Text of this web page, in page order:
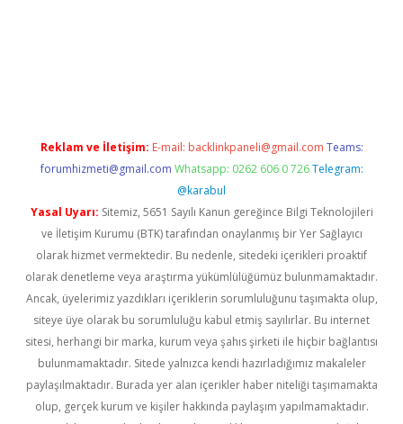
Reklam ve İletişim: E-mail: backlinkpaneli@gmail.com Teams:
forumhizmeti@gmail.com Whatsapp: 0262 606 0 726 Telegram:
@karabul
Yasal Uyarı: Sitemiz, 5651 Sayılı Kanun gereğince Bilgi Teknolojileri
ve İletişim Kurumu (BTK) tarafından onaylanmış bir Yer Sağlayıcı
olarak hizmet vermektedir. Bu nedenle, sitedeki içerikleri proaktif
olarak denetleme veya araştırma yükümlülüğümüz bulunmamaktadır.
Ancak, üyelerimiz yazdıkları içeriklerin sorumluluğunu taşımakta olup,
siteye üye olarak bu sorumluluğu kabul etmiş sayılırlar. Bu internet
sitesi, herhangi bir marka, kurum veya şahıs şirketi ile hiçbir bağlantısı
bulunmamaktadır. Sitede yalnızca kendi hazırladığımız makaleler
paylaşılmaktadır. Burada yer alan içerikler haber niteliği taşımamakta
olup, gerçek kurum ve kişiler hakkında paylaşım yapılmamaktadır.